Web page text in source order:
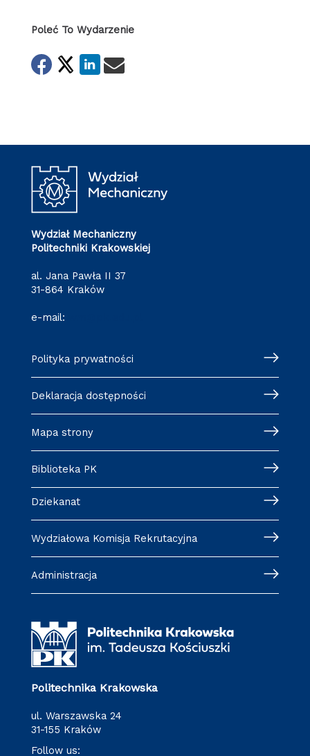
Poleć To Wydarzenie
Wydział Mechaniczny
Politechniki Krakowskiej
al. Jana Pawła II 37
31-864 Kraków
e-mail:
Polityka prywatności
Deklaracja dostępności
Mapa strony
Biblioteka PK
Dziekanat
Wydziałowa Komisja Rekrutacyjna
Administracja
Politechnika Krakowska
ul. Warszawska 24
31-155 Kraków
Follow us: